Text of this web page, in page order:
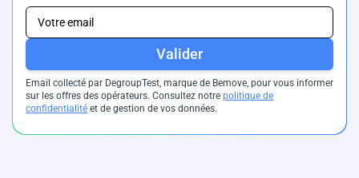
Valider
Email collecté par DegroupTest, marque de Bemove, pour vous informer
sur les offres des opérateurs. Consultez notre politique de
confidentialité et de gestion de vos données.